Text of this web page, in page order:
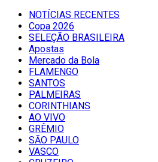
NOTÍCIAS RECENTES
Copa 2026
SELEÇÃO BRASILEIRA
Apostas
Mercado da Bola
FLAMENGO
SANTOS
PALMEIRAS
CORINTHIANS
AO VIVO
GRÊMIO
SĀO PAULO
VASCO